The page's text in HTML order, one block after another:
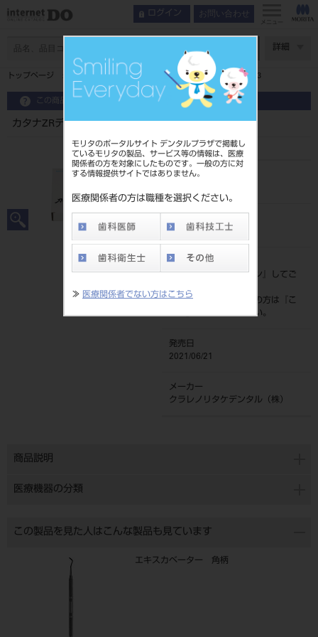
モリタのポータルサイト デンタルプラザで掲載し
ているモリタの製品、サービス等の情報は、医療
関係者の方を対象にしたものです。一般の方に対
する情報提供サイトではありません。
医療関係者の方は職種を選択ください。
≫ 医療関係者でない方はこちら
ログイン お問い合わせ
メニュー
詳細
トップページ カタナZRディスクHTML PLUS T14mm 1枚 C3
この商品に関するお問い合わせ
カタナZRディスクHTML PLUS T14mm 1枚 C3
品目コード
4571215262324
標準価格
価格の確認は『ログイン
』してご
ネット会員登録がまだの方は『
こ
ちら』より登録ください。
発売日
2021/06/21
メーカー
クラレノリタケデンタル（株）
商品説明
医療機器の分類
この製品を見た人はこんな製品も見ています
エキスカベーター 角柄